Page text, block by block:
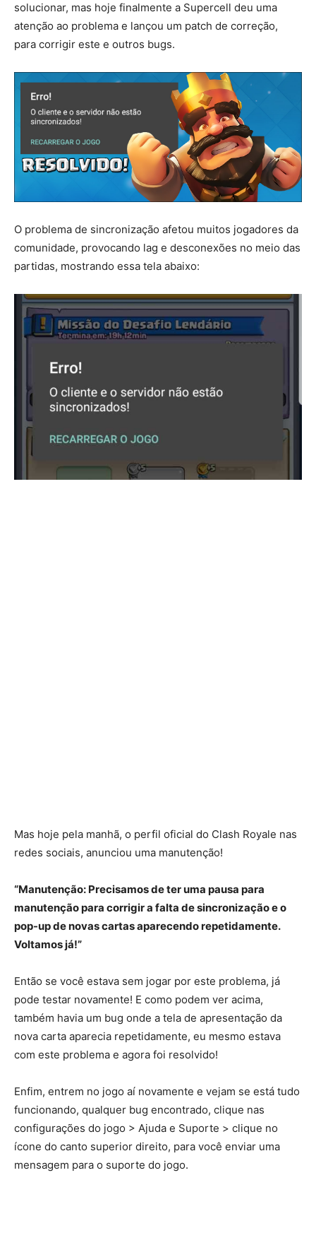
solucionar, mas hoje finalmente a Supercell deu uma
atenção ao problema e lançou um patch de correção,
para corrigir este e outros bugs.
O problema de sincronização afetou muitos jogadores da
comunidade, provocando lag e desconexões no meio das
partidas, mostrando essa tela abaixo:
Mas hoje pela manhã, o perfil oficial do Clash Royale nas
redes sociais, anunciou uma manutenção!
“Manutenção: Precisamos de ter uma pausa para
manutenção para corrigir a falta de sincronização e o
pop-up de novas cartas aparecendo repetidamente.
Voltamos já!”
Então se você estava sem jogar por este problema, já
pode testar novamente! E como podem ver acima,
também havia um bug onde a tela de apresentação da
nova carta aparecia repetidamente, eu mesmo estava
com este problema e agora foi resolvido!
Enfim, entrem no jogo aí novamente e vejam se está tudo
funcionando, qualquer bug encontrado, clique nas
configurações do jogo > Ajuda e Suporte > clique no
ícone do canto superior direito, para você enviar uma
mensagem para o suporte do jogo.